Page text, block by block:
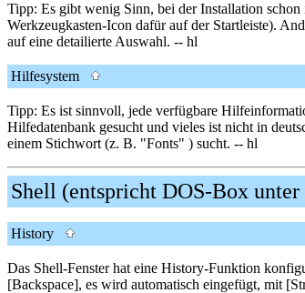
Tipp: Es gibt wenig Sinn, bei der Installation
Werkzeugkasten-Icon dafür auf der Startleiste).
auf eine detailierte Auswahl. -- hl
Hilfesystem
Tipp: Es ist sinnvoll, jede verfügbare
Hilfedatenbank gesucht und vieles ist nicht in
einem Stichwort (z. B. "Fonts" ) sucht. -- hl
Shell (entspricht DOS-Box unter
History
Das Shell-Fenster hat eine History-Funktion
[Backspace], es wird automatisch eingefügt, mit